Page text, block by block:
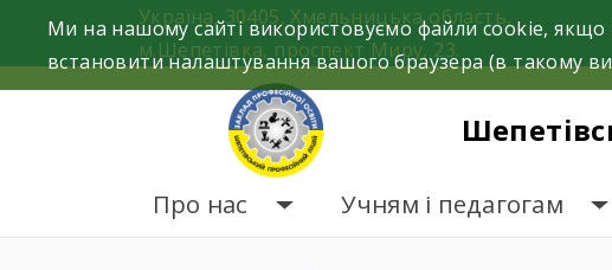
Україна, 30405, Хмельницька область,
м.Шепетівка, проспект Миру, 23.
Про нас Учням і педагогам
Ми на нашому сайті використовуємо файли cookie,
встановити налаштування вашого браузера (в такому